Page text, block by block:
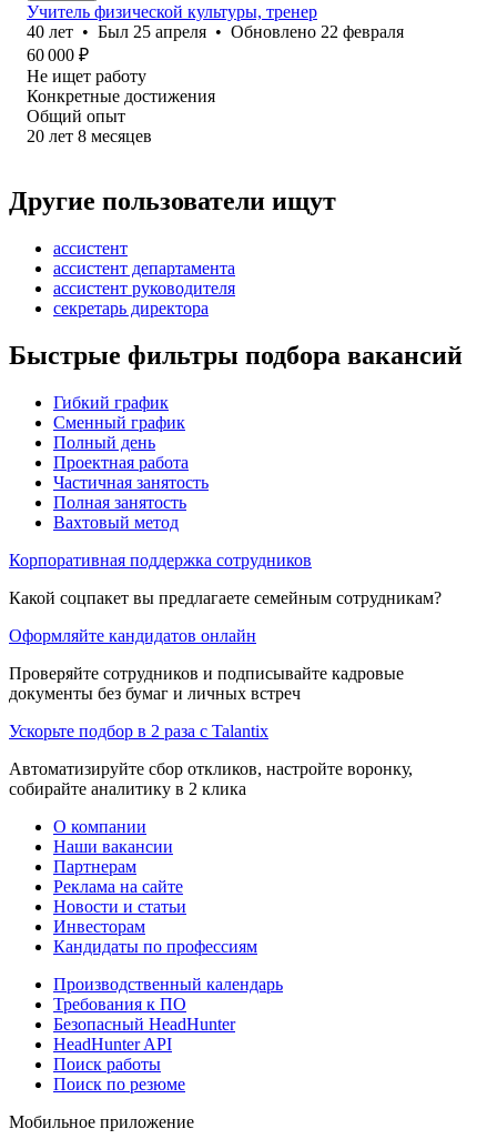
Учитель физической культуры, тренер
40 лет • Был 25 апреля • Обновлено 22 февраля
60 000 ₽
Не ищет работу
Конкретные достижения
Общий опыт
20 лет 8 месяцев
Другие пользователи ищут
ассистент
ассистент департамента
ассистент руководителя
секретарь директора
Быстрые фильтры подбора вакансий
Гибкий график
Сменный график
Полный день
Проектная работа
Частичная занятость
Полная занятость
Вахтовый метод
Корпоративная поддержка сотрудников
Какой соцпакет вы предлагаете семейным сотрудникам?
Оформляйте кандидатов онлайн
Проверяйте сотрудников и подписывайте кадровые
документы без бумаг и личных встреч
Ускорьте подбор в 2 раза с Talantix
Автоматизируйте сбор откликов, настройте воронку,
собирайте аналитику в 2 клика
О компании
Наши вакансии
Партнерам
Реклама на сайте
Новости и статьи
Инвесторам
Кандидаты по профессиям
Производственный календарь
Требования к ПО
Безопасный HeadHunter
HeadHunter API
Поиск работы
Поиск по резюме
Мобильное приложение